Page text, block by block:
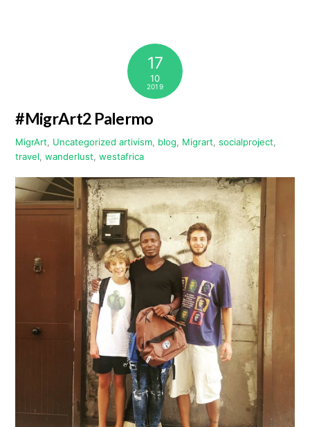
17
10
2019
#MigrArt2 Palermo
MigrArt Uncategorized artivism blog Migrart ,socialproject
travel ,wanderlust ,westafrica